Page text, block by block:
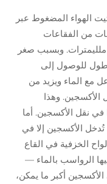
الهواء المضغوط عبر
من الفقاعات
الصغيرة التي يبلغ قطرها حوالي ١ إلى ٣ ملليمترات. وبسبب صغر
للوصول إلى
مع الماء ويزيد من
الأكسجين. وهذا
في نقل الأكسجين. أما
تُدخل الأكسجين إلا في
الخزفية في القاع
الرواسب بالماء —
أكبر ما يمكن،